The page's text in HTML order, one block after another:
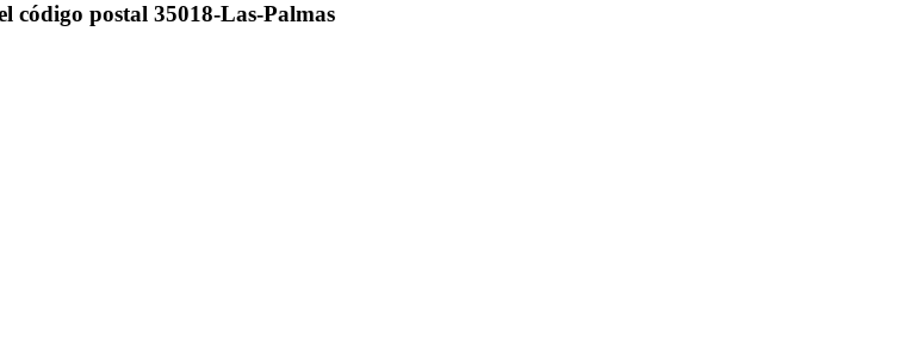
código postal 35018-Las-Palmas